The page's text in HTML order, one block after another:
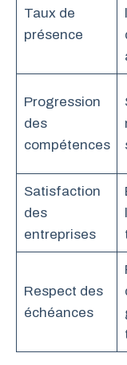
Taux de
présence
Progression
des
compétences
Satisfaction
des
entreprises
Respect des
échéances